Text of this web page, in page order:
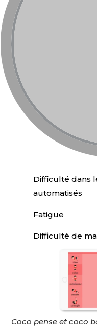
Difficulté dans
automatisés
Fatigue
Difficulté de
Coco pense et coco